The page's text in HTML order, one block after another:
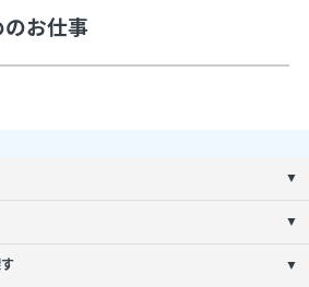
お仕事
▼
▼
▼